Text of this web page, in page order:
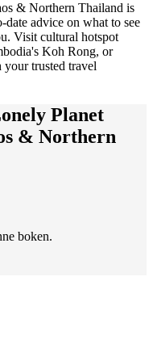
& Northern Thailand is
date advice on what to see
Visit cultural hotspot
Koh Rong, or
trusted travel
Planet
& Northern
boken.